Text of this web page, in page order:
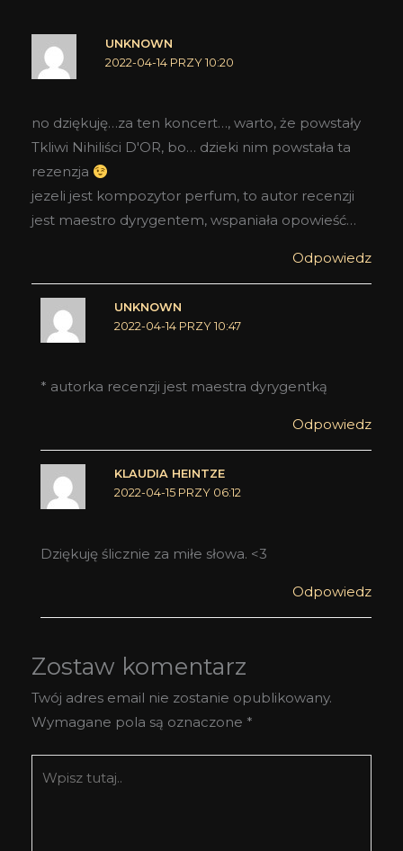
UNKNOWN
2022-04-14 PRZY 10:20
no dziękuję…za ten koncert…, warto, że powstały
Tkliwi Nihiliści D'OR, bo… dzieki nim powstała ta
rezenzja
jezeli jest kompozytor perfum, to autor recenzji
jest maestro dyrygentem, wspaniała opowieść…
Odpowiedz
UNKNOWN
2022-04-14 PRZY 10:47
* autorka recenzji jest maestra dyrygentką
Odpowiedz
KLAUDIA HEINTZE
2022-04-15 PRZY 06:12
Dziękuję ślicznie za miłe słowa. <3
Odpowiedz
Zostaw komentarz
Twój adres email nie zostanie opublikowany.
Wymagane pola są oznaczone *
tutaj..